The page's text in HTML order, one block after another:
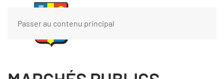
Passer au contenu principal